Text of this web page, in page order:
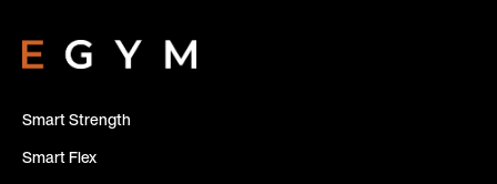
Smart Strength
Smart Flex